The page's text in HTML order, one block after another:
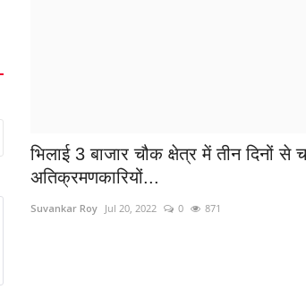
भिलाई 3 बाजार चौक क्षेत्र में तीन दिनों से
अतिक्रमणकारियों...
Suvankar Roy Jul 20, 2022 0 871